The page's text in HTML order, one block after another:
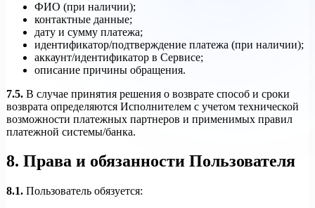
ФИО (при наличии);
контактные данные;
дату и сумму платежа;
идентификатор/подтверждение платежа (при наличии);
аккаунт/идентификатор в Сервисе;
описание причины обращения.
7.5. В случае принятия решения о возврате способ и сроки
возврата определяются Исполнителем с учетом технической
возможности платежных партнеров и применимых правил
платежной системы/банка.
8. Права и обязанности Пользователя
8.1. Пользователь обязуется: